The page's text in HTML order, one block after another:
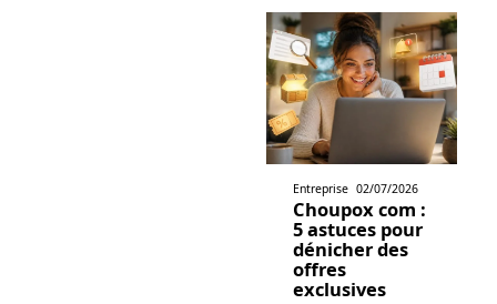
Entreprise 02/07/2026
Choupox com :
5 astuces pour
dénicher des
offres
exclusives